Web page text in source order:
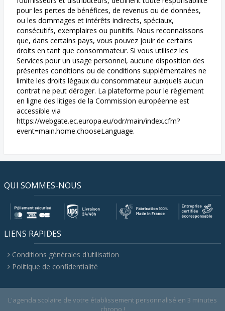
pour les pertes de bénéfices, de revenus ou de données,
ou les dommages et intérêts indirects, spéciaux,
consécutifs, exemplaires ou punitifs. Nous reconnaissons
que, dans certains pays, vous pouvez jouir de certains
droits en tant que consommateur. Si vous utilisez les
Services pour un usage personnel, aucune disposition des
présentes conditions ou de conditions supplémentaires ne
limite les droits légaux du consommateur auxquels aucun
contrat ne peut déroger. La plateforme pour le règlement
en ligne des litiges de la Commission européenne est
accessible via
https://webgate.ec.europa.eu/odr/main/index.cfm?
event=main.home.chooseLanguage.
QUI SOMMES-NOUS
LIENS RAPIDES
Conditions générales d'utilisation
Politique de confidentialité
L'agenda scolaire de votre établissement personnalisé en 3 minutes
chrono !